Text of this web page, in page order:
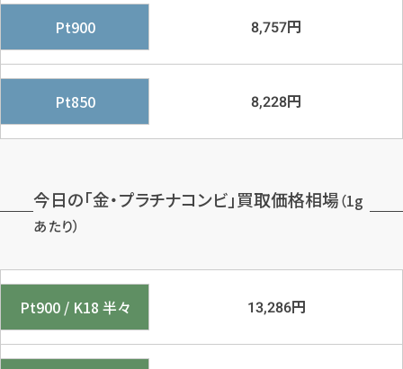
Pt900 8,757円
Pt850 8,228円
今日の「金・プラチナコンビ」買取価格相場（1g
あたり）
Pt900 / K18 半々 13,286円